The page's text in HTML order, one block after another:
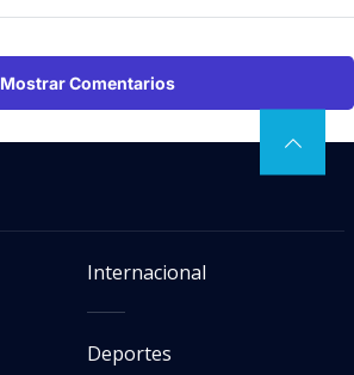
Mostrar Comentarios
Internacional
Deportes